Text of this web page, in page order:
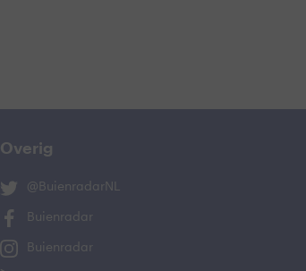
Overig
@BuienradarNL
Buienradar
Buienradar